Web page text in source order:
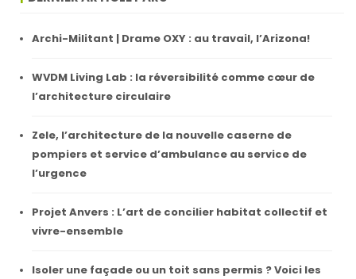
Archi-Militant | Drame OXY : au travail, l’Arizona!
WVDM Living Lab : la réversibilité comme cœur de
l’architecture circulaire
Zele, l’architecture de la nouvelle caserne de
pompiers et service d’ambulance au service de
l’urgence
Projet Anvers : L’art de concilier habitat collectif et
vivre-ensemble
Isoler une façade ou un toit sans permis ? Voici les